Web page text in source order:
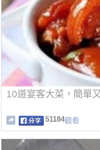
10道宴客大菜，簡單
51184觀看